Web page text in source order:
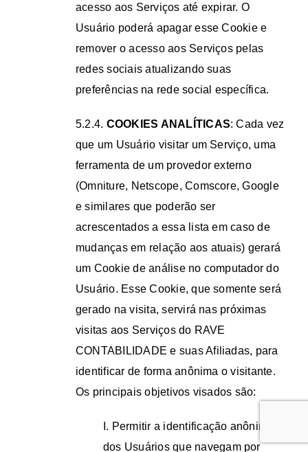
acesso aos Serviços até expirar. O
Usuário poderá apagar esse Cookie e
remover o acesso aos Serviços pelas
redes sociais atualizando suas
preferências na rede social específica.
5.2.4. COOKIES ANALÍTICAS: Cada vez
que um Usuário visitar um Serviço, uma
ferramenta de um provedor externo
(Omniture, Netscope, Comscore, Google
e similares que poderão ser
acrescentados a essa lista em caso de
mudanças em relação aos atuais) gerará
um Cookie de análise no computador do
Usuário. Esse Cookie, que somente será
gerado na visita, servirá nas próximas
visitas aos Serviços do RAVE
CONTABILIDADE e suas Afiliadas, para
identificar de forma anônima o visitante.
Os principais objetivos visados são:
I. Permitir a identificação anônima
dos Usuários que navegam por